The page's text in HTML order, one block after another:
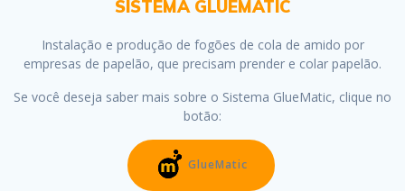
SISTEMA GLUEMATIC
Instalação e produção de fogões de cola de amido por
empresas de papelão, que precisam prender e colar papelão.
Se você deseja saber mais sobre o Sistema GlueMatic, clique no
botão:
GlueMatic